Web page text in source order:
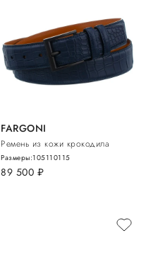
FARGONI
Ремень из кожи крокодила
89 500 руб.
Размеры:105110115